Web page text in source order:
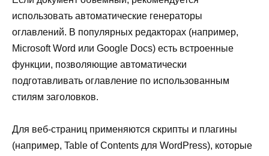
использовать автоматические генераторы
оглавлений. В популярных редакторах (например,
Microsoft Word или Google Docs) есть встроенные
функции, позволяющие автоматически
подготавливать оглавление по использованным
стилям заголовков.
Для веб-страниц применяются скрипты и плагины
(например, Table of Contents для WordPress), которые